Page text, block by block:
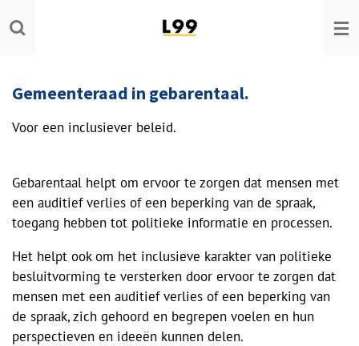
Ga
direct
hoofdinhoud
Gemeenteraad in gebarentaal.
Voor een inclusiever beleid.
Gebarentaal helpt om ervoor te zorgen dat mensen met
een auditief verlies of een beperking van de spraak,
toegang hebben tot politieke informatie en processen.
Het helpt ook om het inclusieve karakter van politieke
besluitvorming te versterken door ervoor te zorgen dat
mensen met een auditief verlies of een beperking van
de spraak, zich gehoord en begrepen voelen en hun
perspectieven en ideeën kunnen delen.